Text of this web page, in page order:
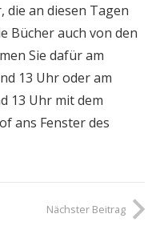
die an diesen Tagen
Bücher auch von den
Sie dafür am
13 Uhr oder am
13 Uhr mit dem
ans Fenster des
Nächster Beitrag